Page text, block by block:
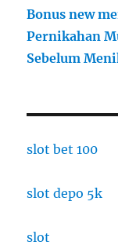
Bonus new
Pernikahan
Sebelum
slot bet 100
slot depo 5k
slot